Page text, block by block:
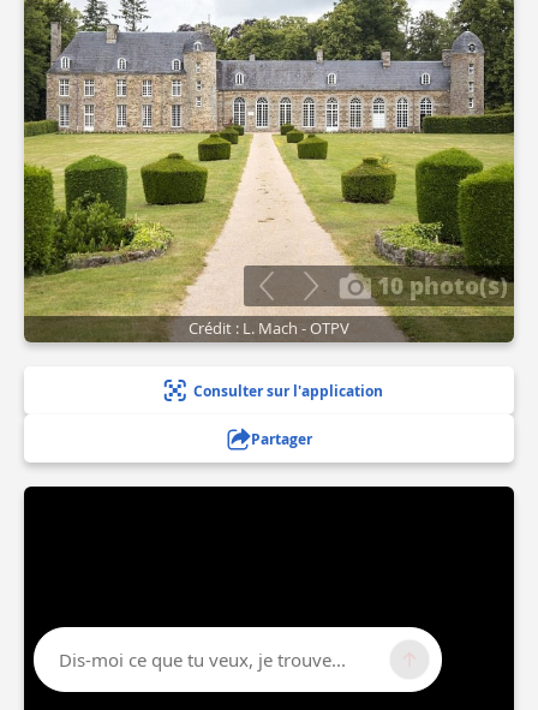
10 photo(s)
Crédit : L. Mach - OTPV
Consulter sur l'application
Partager
Dis-moi ce que tu veux, je trouve...